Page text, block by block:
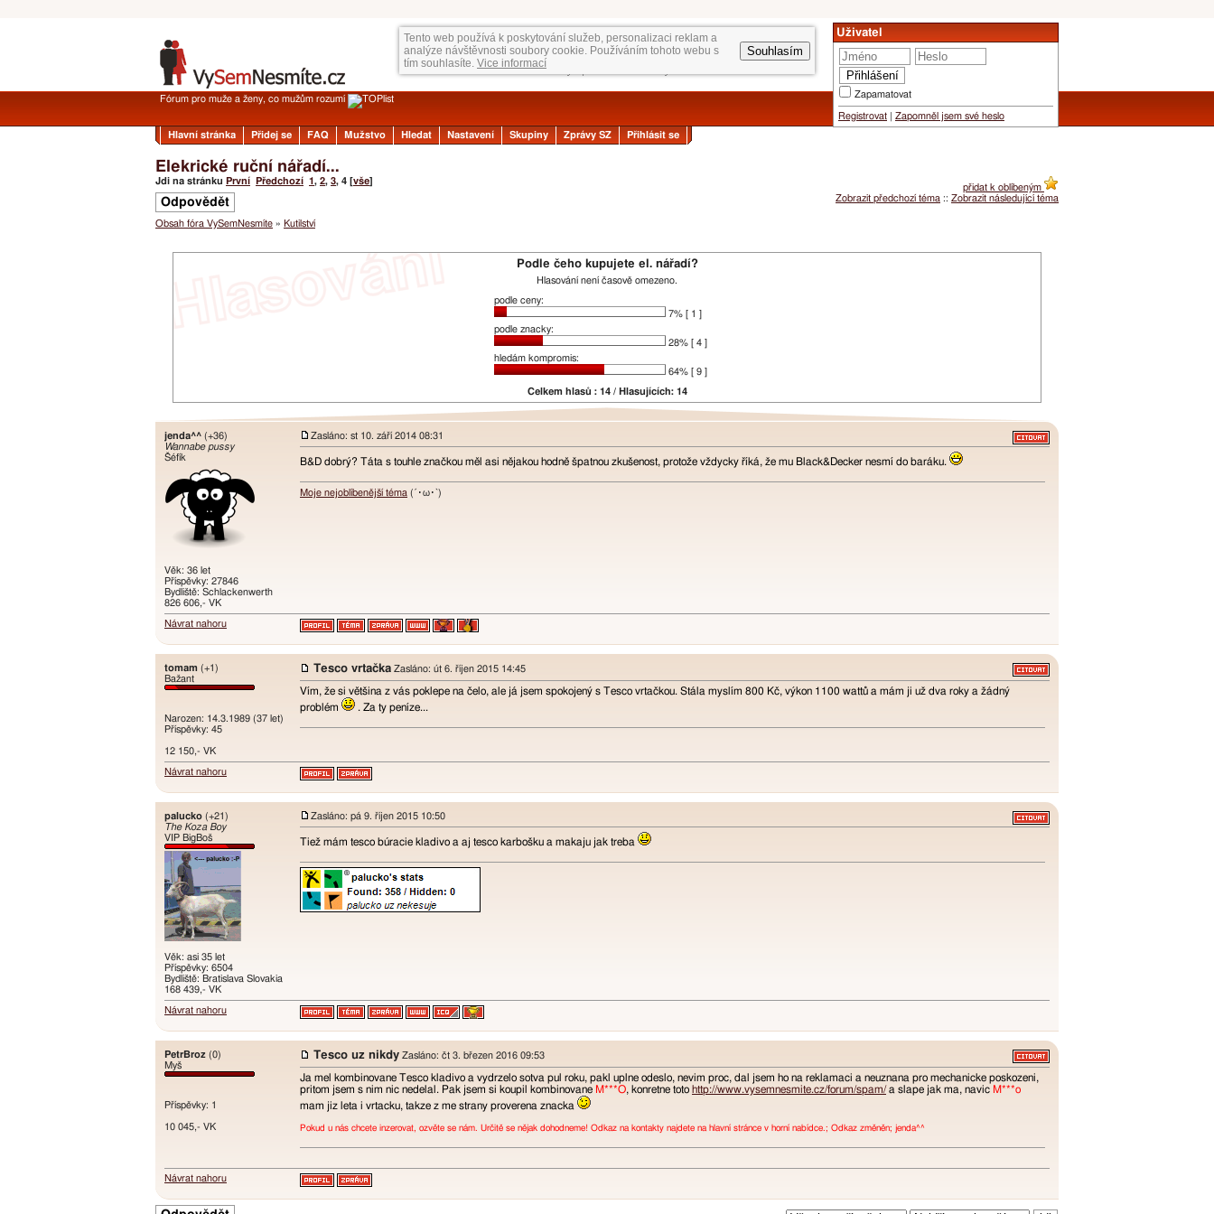
Tento web používá k poskytování služeb, personalizaci reklam a
analýze návštěvnosti soubory cookie. Používáním tohoto webu s
tím souhlasíte. Vice informací
Souhlasím
Uživatel
Zapamatovat
Registrovat Zapomněl jsem své heslo
Fórum pro muže a ženy, co mužům rozumí
Hlavní stránka Přidej se FAQ Mužstvo Hledat Nastavení Skupiny Zprávy SZ Přihlásit se
Elekrické ruční nářadí...
přidat k oblíbeným
Zobrazit předchozí téma :: Zobrazit následující téma
Jdi na stránku První Předchozí 1, 2, 3, 4 [vše]
Odpovědět
Obsah fóra VySemNesmíte » Kutilství
Podle čeho kupujete el. nářadí?
Hlasování není časově omezeno.
podle ceny:
7% [ 1 ]
podle znacky:
28% [ 4 ]
hledám kompromis:
64% [ 9 ]
Celkem hlasů : 14 / Hlasujících: 14
jenda^^ (+36)
Wannabe pussy
Šéfík
Věk: 36 let
Příspěvky: 27846
Bydliště: Schlackenwerth
826 606,- VK
Zasláno: st 10. září 2014 08:31
B&D dobrý? Táta s touhle značkou měl asi nějakou hodně špatnou zkušenost, protože vždycky říká, že mu Black&Decker nesmí do baráku.
Moje nejoblíbenější téma (´･ω･`)
Návrat nahoru
tomam (+1)
Bažant
Narozen: 14.3.1989 (37 let)
Příspěvky: 45
12 150,- VK
Tesco vrtačka Zasláno: út 6. říjen 2015 14:45
Vím, že si většina z vás poklepe na čelo, ale já jsem spokojený s Tesco vrtačkou. Stála myslím 800 Kč, výkon 1100 wattů a mám ji už dva roky a žádný
problém
. Za ty peníze...
Návrat nahoru
palucko (+21)
The Koza Boy
VIP BigBoš
Věk: asi 35 let
Příspěvky: 6504
Bydliště: Bratislava Slovakia
168 439,- VK
Zasláno: pá 9. říjen 2015 10:50
Tiež mám tesco búracie kladivo a aj tesco karbošku a makaju jak treba
Návrat nahoru
PetrBroz (0)
Myš
Příspěvky: 1
10 045,- VK
Tesco uz nikdy Zasláno: čt 3. březen 2016 09:53
Ja mel kombinovane Tesco kladivo a vydrzelo sotva pul roku, pakl uplne odeslo, nevim proc, dal jsem ho na reklamaci a neuznana pro mechanicke poskozeni,
pritom jsem s nim nic nedelal. Pak jsem si koupil kombinovane M***O, konretne toto http://www.vysemnesmite.cz/forum/spam/a slape jak ma, navic M***o
mam jiz leta i vrtacku, takze z me strany proverena znacka
Pokud u nás chcete inzerovat, ozvěte se nám. Určitě se nějak dohodneme! Odkaz na kontakty najdete na hlavní stránce v horní nabídce.; Odkaz změněn; jenda^^
Návrat nahoru